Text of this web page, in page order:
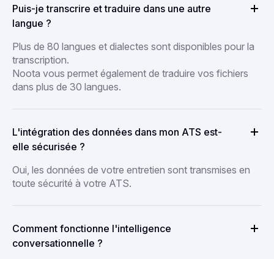
Puis-je transcrire et traduire dans une autre
langue ?
Plus de 80 langues et dialectes sont disponibles pour la
transcription.
Noota vous permet également de traduire vos fichiers
dans plus de 30 langues.
L'intégration des données dans mon ATS est-
elle sécurisée ?
Oui, les données de votre entretien sont transmises en
toute sécurité à votre ATS.
Comment fonctionne l'intelligence
conversationnelle ?